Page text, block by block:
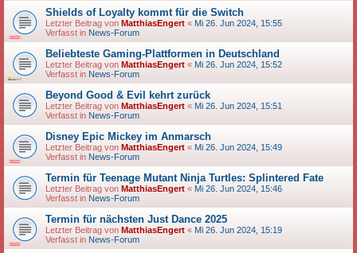
Shields of Loyalty kommt für die Switch
Letzter Beitrag von MatthiasEngert « Mi 26. Jun 2024, 15:55
Verfasst in News-Forum
Beliebteste Gaming-Plattformen in Deutschland
Letzter Beitrag von MatthiasEngert « Mi 26. Jun 2024, 15:52
Verfasst in News-Forum
Beyond Good & Evil kehrt zurück
Letzter Beitrag von MatthiasEngert « Mi 26. Jun 2024, 15:51
Verfasst in News-Forum
Disney Epic Mickey im Anmarsch
Letzter Beitrag von MatthiasEngert « Mi 26. Jun 2024, 15:49
Verfasst in News-Forum
Termin für Teenage Mutant Ninja Turtles: Splintered Fate
Letzter Beitrag von MatthiasEngert « Mi 26. Jun 2024, 15:46
Verfasst in News-Forum
Termin für nächsten Just Dance 2025
Letzter Beitrag von MatthiasEngert « Mi 26. Jun 2024, 15:19
Verfasst in News-Forum